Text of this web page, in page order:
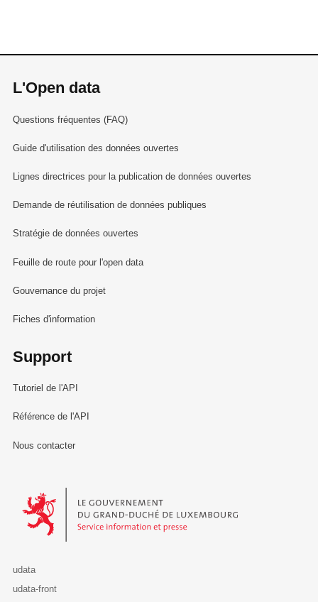
L'Open data
Questions fréquentes (FAQ)
Guide d'utilisation des données ouvertes
Lignes directrices pour la publication de données ouvertes
Demande de réutilisation de données publiques
Stratégie de données ouvertes
Feuille de route pour l'open data
Gouvernance du projet
Fiches d'information
Support
Tutoriel de l'API
Référence de l'API
Nous contacter
Le Gouvernement du Grand-Duché de Luxembourg - Service
udata
udata-front